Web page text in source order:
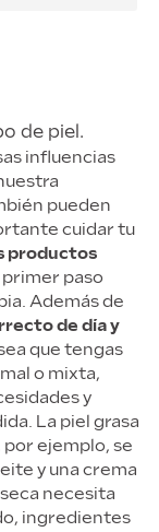
de piel.
influencias
pueden
cuidar tu
productos
primer paso
Además de
de día y
que tengas
o mixta,
y
La piel grasa
ejemplo, se
y una crema
necesita
ingredientes